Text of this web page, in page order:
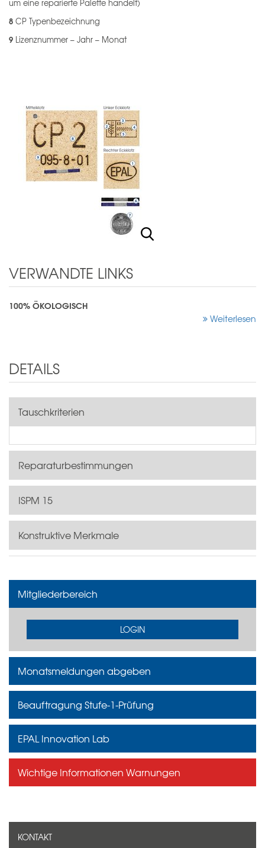
um eine reparierte Palette handelt)
8 CP Typenbezeichnung
9 Lizenznummer – Jahr – Monat
VERWANDTE LINKS
100% ÖKOLOGISCH
Weiterlesen
DETAILS
Tauschkriterien
Reparaturbestimmungen
ISPM 15
Konstruktive Merkmale
Mitgliederbereich
LOGIN
Monatsmeldungen abgeben
Beauftragung Stufe-1-Prüfung
EPAL Innovation Lab
Wichtige Informationen Warnungen
KONTAKT